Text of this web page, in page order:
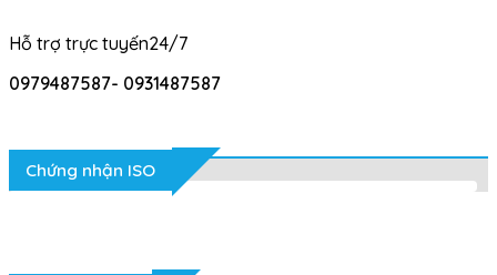
Hỗ trợ trực tuyến24/7
0979487587- 0931487587
Chứng nhận ISO